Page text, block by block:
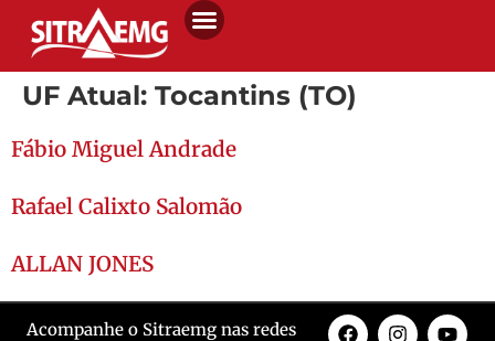
UF Atual: Tocantins (TO)
Fábio Miguel Andrade
Rafael Calixto Salomão
ALLAN JONES
Acompanhe o Sitraemg nas redes